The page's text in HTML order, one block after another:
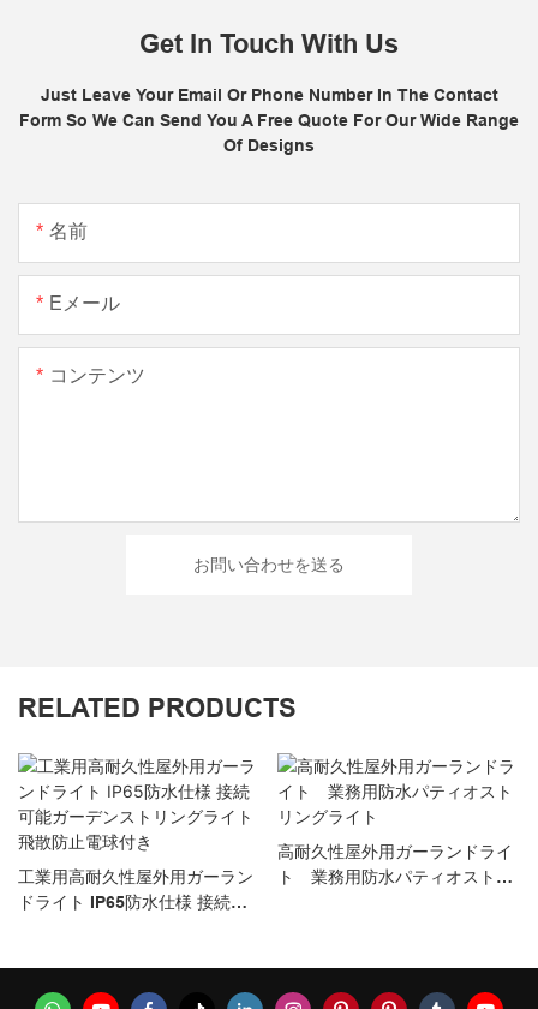
Get In Touch With Us
Just Leave Your Email Or Phone Number In The Contact
Form So We Can Send You A Free Quote For Our Wide Range
Of Designs
名前
Eメール
コンテンツ
お問い合わせを送る
RELATED PRODUCTS
工業用高耐久性屋外用ガーラン
ドライト IP65防水仕様 接続可
高耐久性屋外用ガーランドライ
ト 業務用防水パティオストリ